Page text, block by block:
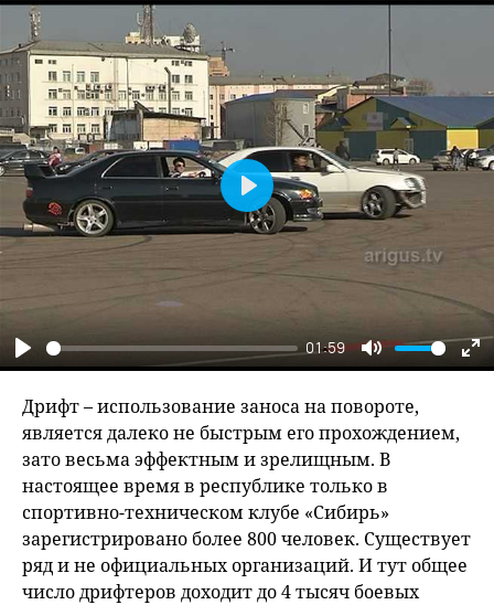
Play
01:59
Mute
Play
Дрифт – использование заноса на повороте,
является далеко не быстрым его прохождением,
зато весьма эффектным и зрелищным. В
настоящее время в республике только в
спортивно-техническом клубе «Сибирь»
зарегистрировано более 800 человек. Существует
ряд и не официальных организаций. И тут общее
число дрифтеров доходит до 4 тысяч боевых